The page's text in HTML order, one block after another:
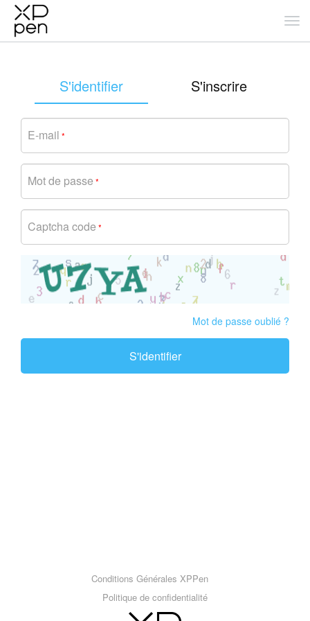
S'identifier S'inscrire
E-mail *
Mot de passe *
Captcha code *
Mot de passe oublié ?
S'identifier
Conditions Générales XPPen
Politique de confidentialité